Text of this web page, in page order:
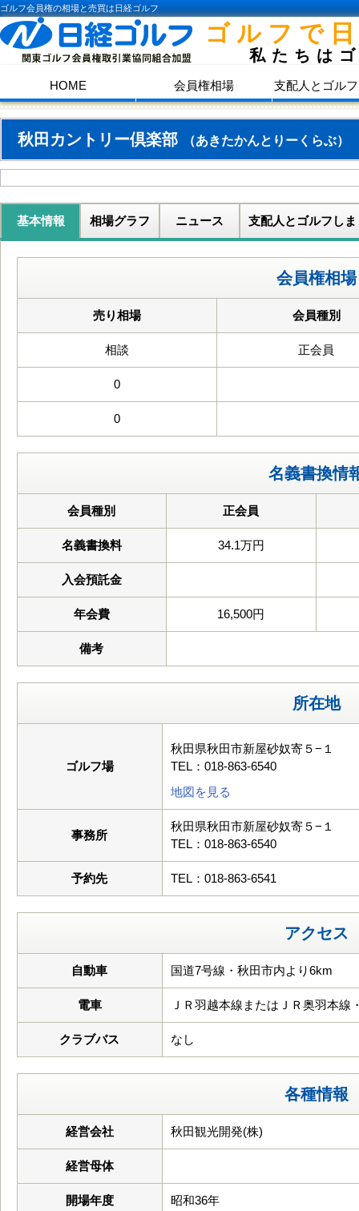
ゴルフ会員権の相場と売買は日経ゴルフ
ゴルフで
私たちは
HOME 会員権相場 支配人とゴル
秋田カントリー倶楽部 （あきたかんとりーくらぶ）
基本情報 相場グラフ ニュース 支配人とゴルフしま
会員権相場
売り相場 会員種別
相談 正会員
0
0
名義書換情
会員種別 正会員
名義書換料 34.1万円
入会預託金
年会費 16,500円
備考
所在地
ゴルフ場
秋田県秋田市新屋砂奴寄５−１
TEL：018-863-6540
地図を見る
事務所
秋田県秋田市新屋砂奴寄５−１
TEL：018-863-6540
予約先 TEL：018-863-6541
アクセス
自動車 国道7号線・秋田市内より6km
電車 ＪＲ羽越本線またはＪＲ奥羽本線
クラブバス なし
各種情報
経営会社 秋田観光開発(株)
経営母体
開場年度 昭和36年